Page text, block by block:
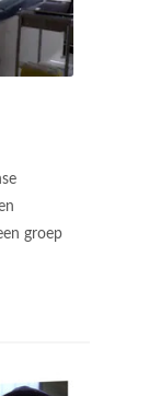
groep